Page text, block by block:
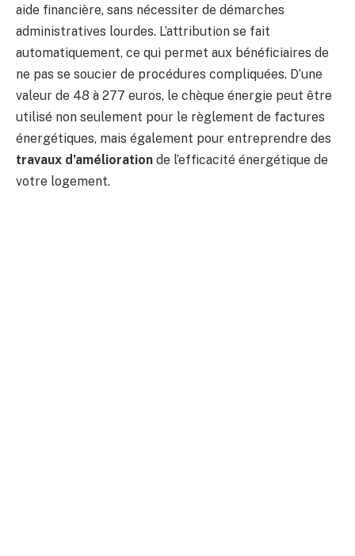
aide financière, sans nécessiter de démarches
administratives lourdes. L’attribution se fait
automatiquement, ce qui permet aux bénéficiaires de
ne pas se soucier de procédures compliquées. D’une
valeur de 48 à 277 euros, le chèque énergie peut être
utilisé non seulement pour le règlement de factures
énergétiques, mais également pour entreprendre des
travaux d’amélioration de l’efficacité énergétique de
votre logement.